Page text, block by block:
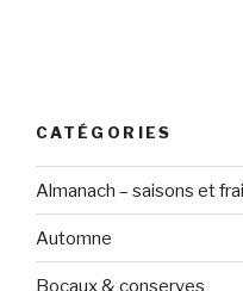
CATÉGORIES
Almanach – saisons et
Automne
Bocaux & conserves